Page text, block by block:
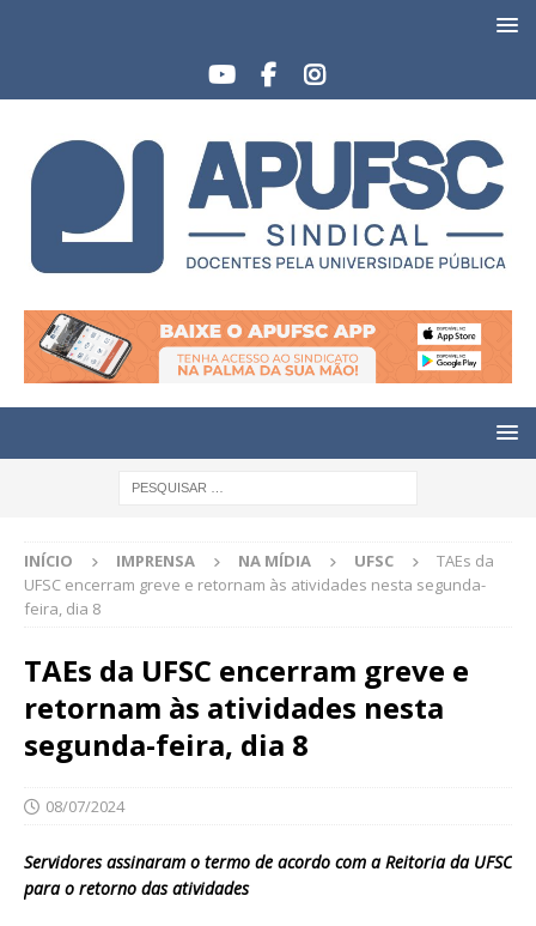
INÍCIO IMPRENSA NA MÍDIA UFSC
TAEs da
UFSC encerram greve e retornam às atividades nesta segunda-
feira, dia 8
TAEs da UFSC encerram greve e
retornam às atividades nesta
segunda-feira, dia 8
08/07/2024
Servidores assinaram o termo de acordo com a Reitoria da UFSC
para o retorno das atividades